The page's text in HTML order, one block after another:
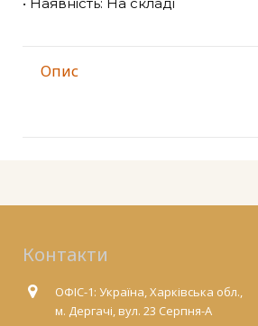
Опис
Контакти
ОФІС-1: Україна, Харківська обл.,
м. Дергачі, вул. 23 Серпня-А